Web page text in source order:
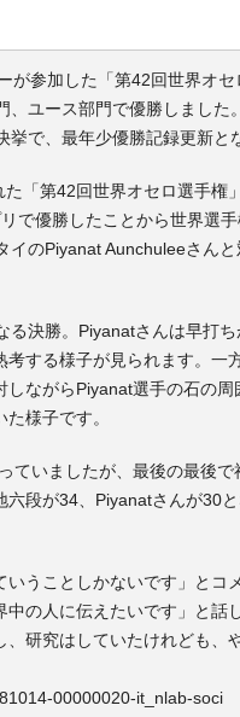
参加した「第42回世界オセ
、ユース部門で優勝しました
で、最年少優勝記録更新と
「第42回世界オセロ選手権
で優勝したことから世界選
のPiyanat Aunchuleeさんと
決勝。Piyanatさんは早打ち
する様子が見られます。一
ながらPiyanat選手の石の周
様子です。
いましたが、最後の最後で
段が34、Piyanatさんが30
うことしかないです」とコ
の人に伝えたいです」と話
研究はしていたけれども、
00000020-it_nlab-soci